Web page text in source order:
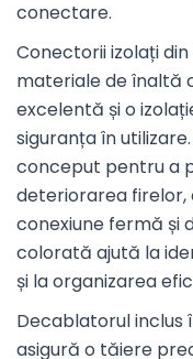
conectare.
Conectorii izolați
materiale de înaltă
excelentă și o
siguranța în
conceput pentru a
deteriorarea firelor,
conexiune fermă și
colorată ajută la
și la organizarea
Decablatorul inclus
asigură o tăiere